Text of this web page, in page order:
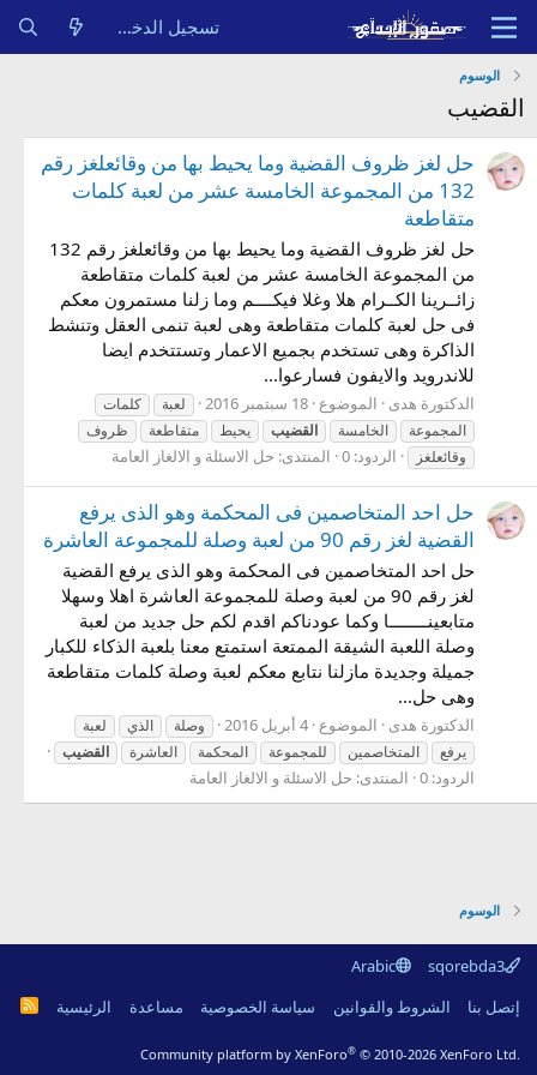
تسجيل الدخول
الوسوم
القضيب
حل لغز ظروف القضية وما يحيط بها من وقائعلغز رقم
132 من المجموعة الخامسة عشر من لعبة كلمات
متقاطعة
حل لغز ظروف القضية وما يحيط بها من وقائعلغز رقم 132
من المجموعة الخامسة عشر من لعبة كلمات متقاطعة
زائــرينا الكــرام هلا وغلا فيكــــم وما زلنا مستمرون معكم
فى حل لعبة كلمات متقاطعة وهى لعبة تنمى العقل وتنشط
الذاكرة وهى تستخدم بجميع الاعمار وتستتخدم ايضا
للاندرويد والايفون فسارعوا...
الدكتورة هدى الموضوع 18 سبتمبر 2016 لعبة
كلمات
المجموعة
الخامسة القضيب يحيط متقاطعة
ظروف
وقائعلغز
الردود: 0 المنتدى: حل الاسئلة و الالغاز العامة
حل احد المتخاصمين فى المحكمة وهو الذى يرفع
القضية لغز رقم 90 من لعبة وصلة للمجموعة العاشرة
حل احد المتخاصمين فى المحكمة وهو الذى يرفع القضية
لغز رقم 90 من لعبة وصلة للمجموعة العاشرة اهلا وسهلا
متابعينــــــــا وكما عودناكم اقدم لكم حل جديد من لعبة
وصلة اللعبة الشيقة الممتعة استمتع معنا بلعبة الذكاء للكبار
جميلة وجديدة مازلنا نتابع معكم لعبة وصلة كلمات متقاطعة
وهى حل...
الدكتورة هدى الموضوع 4 أبريل 2016 وصلة الذي
لعبة
يرفع
المتخاصمين للمجموعة المحكمة العاشرة القضيب
الردود: 0 المنتدى: حل الاسئلة و الالغاز العامة
الوسوم
sqorebda3
Arabic
إتصل بنا
الشروط والقوانين سياسة الخصوصية مساعدة الرئيسية
R
Community platform by XenForo® © 2010-2026 XenForo Ltd.